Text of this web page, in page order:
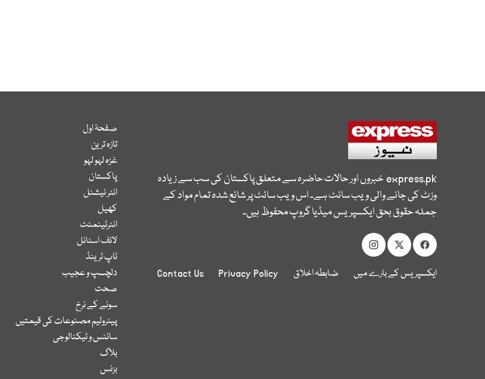
express.pkخبروں اور حالات حاضرہ سے متعلق پاکستان کی سب سے زیادہ
وزٹ کی جانے والی ویب سائٹ ہے۔ اس ویب سائٹ پر شائع شدہ تمام مواد کے
جملہ حقوق بحق ایکسپریس میڈیا گروپ محفوظ ہیں۔
ایکسپریس کے بارے میں ضابطہ اخلاق Privacy Policy
Contact Us
صفحۂ اول
تازہ ترین
غزہ لہو لہو
پاکستان
انٹر نیشنل
کھیل
انٹرٹینمنٹ
لائف اسٹائل
ٹاپ ٹرینڈ
دلچسپ و عجیب
صحت
سونے کے نرخ
پیٹرولیم مصنوعات کی قیمتیں
سائنس و ٹیکنالوجی
بلاگ
بزنس